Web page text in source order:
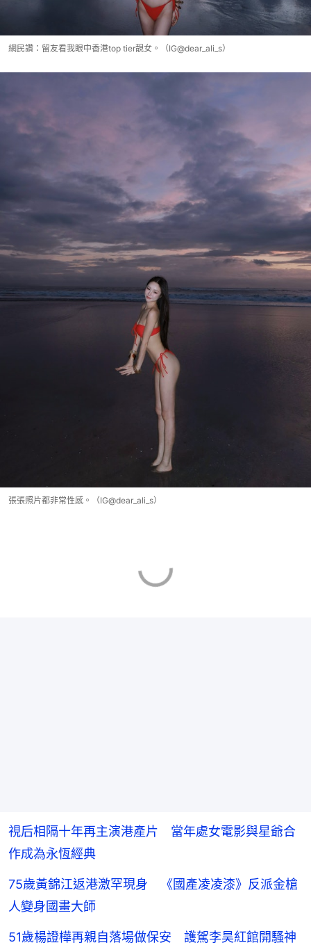
網民讚：留友看我眼中香港top tier靚女。（IG@dear_ali_s）
張張照片都非常性感。（IG@dear_ali_s）
視后相隔十年再主演港產片 當年處女電影與星爺合
作成為永恆經典
75歲黃錦江返港激罕現身 《國產凌凌漆》反派金槍
人變身國畫大師
51歲楊證樺再親自落場做保安 護駕李昊紅館開騷神